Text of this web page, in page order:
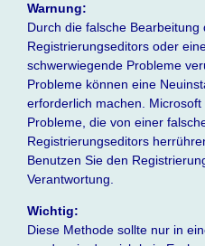
Warnung:
Durch die falsche
Registrierungseditors oder
schwerwiegende Probleme
Probleme können eine
erforderlich machen.
Probleme, die von einer
Registrierungseditors
Benutzen Sie den
Verantwortung.
Wichtig:
Diese Methode sollte nur in